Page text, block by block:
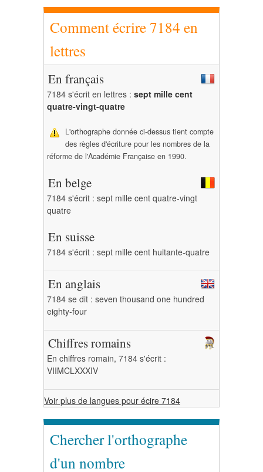
Comment écrire 7184 en
lettres
En français
7184 s'écrit en lettres : sept mille cent
quatre-vingt-quatre
L'orthographe donnée ci-dessus tient compte
des règles d'écriture pour les nombres de la
réforme de l'Académie Française en 1990.
En belge
7184 s'écrit : sept mille cent quatre-vingt
quatre
En suisse
7184 s'écrit : sept mille cent huitante-quatre
En anglais
7184 se dit : seven thousand one hundred
eighty-four
Chiffres romains
En chiffres romain, 7184 s'écrit :
VIIMCLXXXIV
Voir plus de langues pour écire 7184
Chercher l'orthographe
d'un nombre